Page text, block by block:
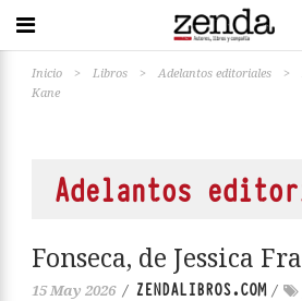
Inicio > Libros > Adelantos editoriales >
Kane
Adelantos
Fonseca, de Jessica
15 May 2026 / ZENDALIBROS.COM/